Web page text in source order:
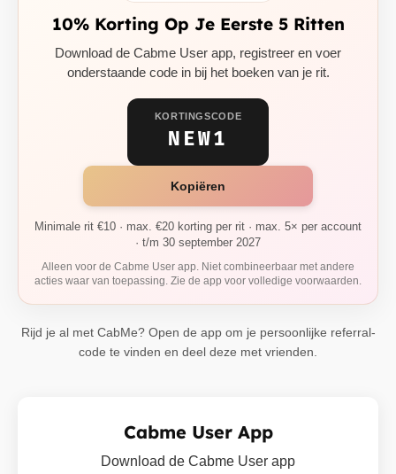
10% Korting Op Je Eerste 5 Ritten
Download de Cabme User app, registreer en voer
onderstaande code in bij het boeken van je rit.
KORTINGSCODE
NEW1
Kopiëren
Minimale rit €10 · max. €20 korting per rit · max. 5× per account
· t/m 30 september 2027
Alleen voor de Cabme User app. Niet combineerbaar met andere
acties waar van toepassing. Zie de app voor volledige voorwaarden.
Rijd je al met CabMe? Open de app om je persoonlijke referral-
code te vinden en deel deze met vrienden.
Cabme User App
Download de Cabme User app